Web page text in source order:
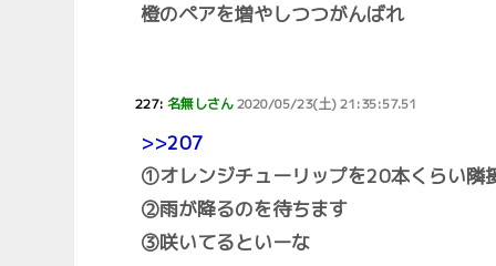
橙のペアを増やしつつがんばれ
227:名無しさん2020/05/23(土) 21:35:57.51
>>207
①オレンジチューリップを20本くらい隣
②雨が降るのを待ちます
③咲いてるといーな